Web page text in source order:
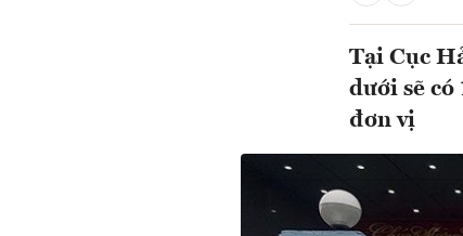
Tại Cục
dưới sẽ
đơn vị